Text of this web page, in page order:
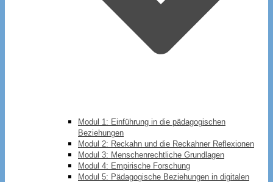
Modul 1: Einführung in die pädagogischen
Beziehungen
Modul 2: Reckahn und die Reckahner Reflexionen
Modul 3: Menschenrechtliche Grundlagen
Modul 4: Empirische Forschung
Modul 5: Pädagogische Beziehungen in digitalen